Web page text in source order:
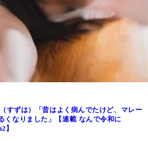
すずは）「昔はよく病んでたけど、マレー
くなりました」【連載 なんで令和に
】